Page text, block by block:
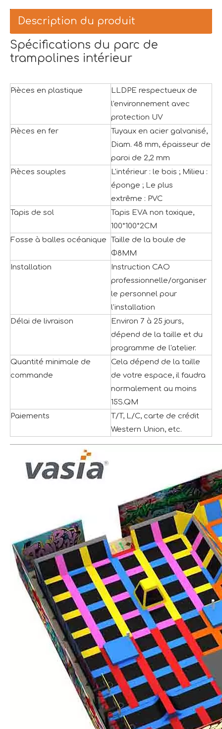
Description du produit
Spécifications du parc de
trampolines intérieur
Pièces en plastique
LLDPE respectueux de
l'environnement avec
protection UV
Pièces en fer
Tuyaux en acier galvanisé,
Diam. 48 mm, épaisseur de
paroi de 2,2 mm
Pièces souples
L'intérieur : le bois ; Milieu :
éponge ; Le plus
extrême : PVC
Tapis de sol
Tapis EVA non toxique,
100*100*2CM
Fosse à balles océanique Taille de la boule de
Φ8MM
Installation
Instruction CAO
professionnelle/organiser
le personnel pour
l'installation
Délai de livraison
Environ 7 à 25 jours,
dépend de la taille et du
programme de l'atelier.
Quantité minimale de
commande
Cela dépend de la taille
de votre espace, il faudra
normalement au moins
15S.QM
Paiements
T/T, L/C, carte de crédit
Western Union, etc.